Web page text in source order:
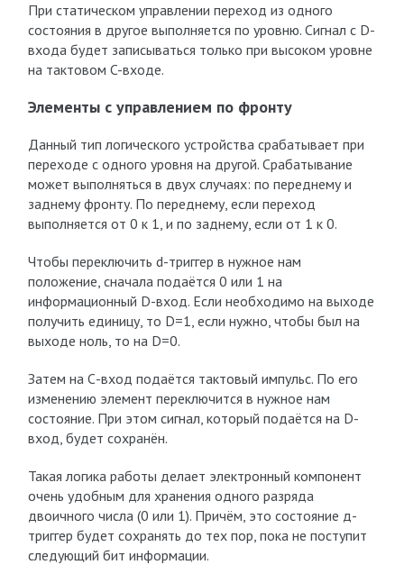
При статическом управлении переход из одного
состояния в другое выполняется по уровню. Сигнал с D-
входа будет записываться только при высоком уровне
на тактовом C-входе.
Элементы с управлением по фронту
Данный тип логического устройства срабатывает при
переходе с одного уровня на другой. Срабатывание
может выполняться в двух случаях: по переднему и
заднему фронту. По переднему, если переход
выполняется от 0 к 1, и по заднему, если от 1 к 0.
Чтобы переключить d-триггер в нужное нам
положение, сначала подаётся 0 или 1 на
информационный D-вход. Если необходимо на выходе
получить единицу, то D=1, если нужно, чтобы был на
выходе ноль, то на D=0.
Затем на С-вход подаётся тактовый импульс. По его
изменению элемент переключится в нужное нам
состояние. При этом сигнал, который подаётся на D-
вход, будет сохранён.
Такая логика работы делает электронный компонент
очень удобным для хранения одного разряда
двоичного числа (0 или 1). Причём, это состояние д-
триггер будет сохранять до тех пор, пока не поступит
следующий бит информации.